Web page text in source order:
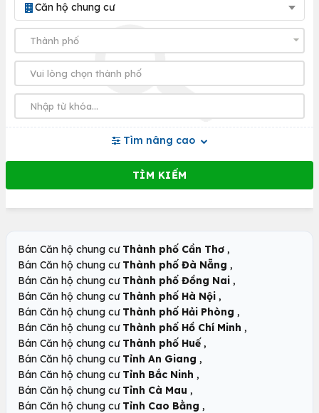
Căn hộ chung cư
Tìm nâng cao
Bán Căn hộ chung cư Thành phố Cần Thơ ,
Bán Căn hộ chung cư Thành phố Đà Nẵng ,
Bán Căn hộ chung cư Thành phố Đồng Nai ,
Bán Căn hộ chung cư Thành phố Hà Nội ,
Bán Căn hộ chung cư Thành phố Hải Phòng ,
Bán Căn hộ chung cư Thành phố Hồ Chí Minh ,
Bán Căn hộ chung cư Thành phố Huế ,
Bán Căn hộ chung cư Tỉnh An Giang ,
Bán Căn hộ chung cư Tỉnh Bắc Ninh ,
Bán Căn hộ chung cư Tỉnh Cà Mau ,
Bán Căn hộ chung cư Tỉnh Cao Bằng ,